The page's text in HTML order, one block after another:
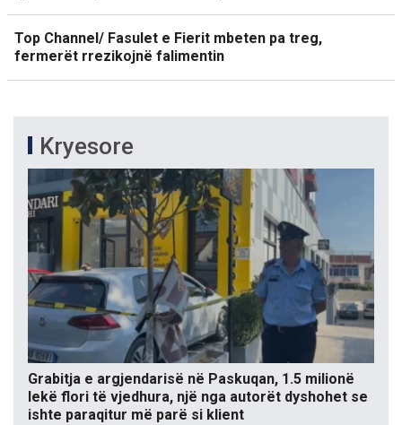
Top Channel/ Fasulet e Fierit mbeten pa treg,
fermerët rrezikojnë falimentin
Kryesore
Grabitja e argjendarisë në Paskuqan, 1.5 milionë
lekë flori të vjedhura, një nga autorët dyshohet se
ishte paraqitur më parë si klient